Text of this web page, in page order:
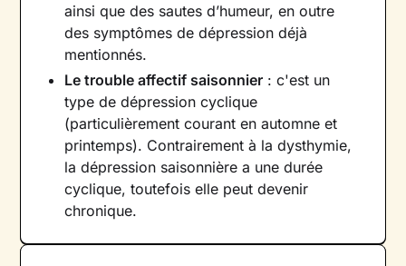
ainsi que des sautes d’humeur, en outre
des symptômes de dépression déjà
mentionnés.
Le trouble affectif saisonnier : c'est un
type de dépression cyclique
(particulièrement courant en automne et
printemps). Contrairement à la dysthymie,
la dépression saisonnière a une durée
cyclique, toutefois elle peut devenir
chronique.